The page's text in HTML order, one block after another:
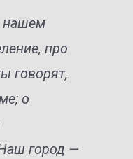
нашем
про
говорят,
о
город —